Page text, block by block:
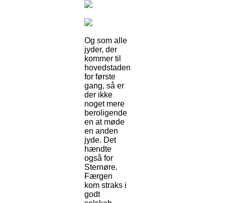
Og som alle
jyder, der
kommer til
hovedstaden
for første
gang, så er
der ikke
noget mere
beroligende
en at møde
en anden
jyde. Det
hændte
også for
Sternøre.
Færgen
kom straks i
godt